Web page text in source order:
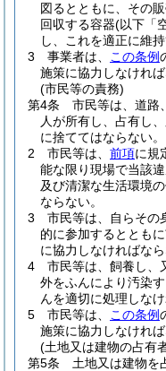
図るとともに、その
回収する容器(以下「
し、これを適正に維
3
事業者は、 この条例
施策に協力しなければ
(市民等の責務)
第4条
市民等は、道路
人が所有し、占有し
に捨ててはならない。
2
市民等は、 前項に規
能な限り現場で当該
及び清潔な生活環境
ならない。
3
市民等は、自らその
的に参加するととも
に協力しなければなら
4
市民等は、飼養し、
外をふんにより汚染
んを適切に処理しなけ
5
市民等は、 この条例
施策に協力しなければ
(土地又は建物の占有
第5条
土地又は建物を